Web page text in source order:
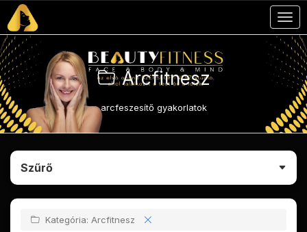
Arcfitnesz
arcfeszesítő gyakorlatok
Szűrő
Kategória: Arcfitnesz